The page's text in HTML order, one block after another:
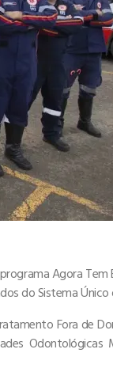
Agora Tem
do Sistema Único
Fora de
Odontológicas